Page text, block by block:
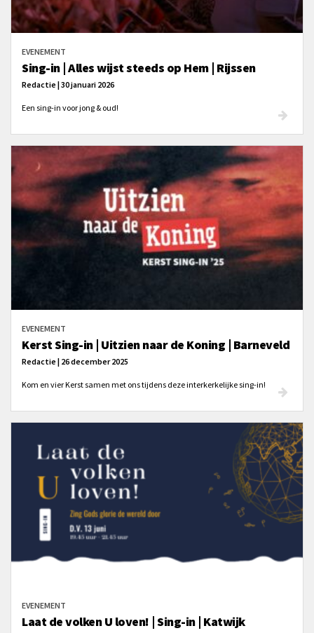
EVENEMENT
Sing-in | Alles wijst steeds op Hem | Rijssen
Redactie | 30 januari 2026
Een sing-in voor jong & oud!
EVENEMENT
Kerst Sing-in | Uitzien naar de Koning | Barneveld
Redactie | 26 december 2025
Kom en vier Kerst samen met ons tijdens deze interkerkelijke sing-in!
EVENEMENT
Laat de volken U loven! | Sing-in | Katwijk